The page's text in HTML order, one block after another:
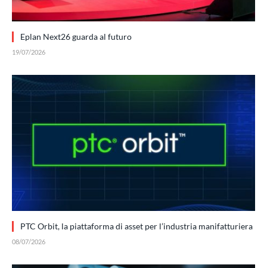
Eplan Next26 guarda al futuro
19/07/2026
PTC Orbit, la piattaforma di asset per l’industria manifatturiera
08/07/2026